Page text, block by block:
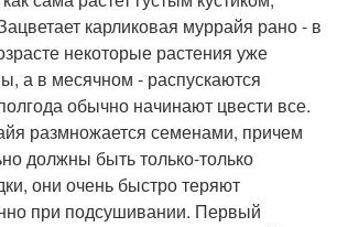
карликовая муррайя рано - в
некоторые растения уже
а в месячном - распускаются
обычно начинают цвести все.
размножается семенами, причем
должны быть только-только
они очень быстро теряют
при подсушивании. Первый